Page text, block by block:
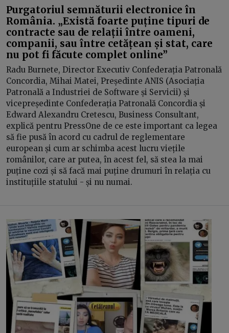
Purgatoriul semnăturii electronice în
România. „Există foarte puține tipuri de
contracte sau de relații între oameni,
companii, sau între cetățean și stat, care
nu pot fi făcute complet online”
Radu Burnete, Director Executiv Confederația Patronală
Concordia, Mihai Matei, Președinte ANIS (Asociația
Patronală a Industriei de Software și Servicii) și
vicepreședinte Confederația Patronală Concordia și
Edward Alexandru Cretescu, Business Consultant,
explică pentru PressOne de ce este important ca legea
să fie pusă în acord cu cadrul de reglementare
european și cum ar schimba acest lucru viețile
românilor, care ar putea, în acest fel, să stea la mai
puține cozi și să facă mai puține drumuri în relația cu
instituțiile statului - și nu numai.